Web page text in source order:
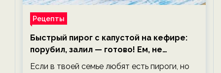
Рецепты
Быстрый пирог с капустой на кефире:
порубил, залил — готово! Ем, не
тревожась о фигуре!
Если в твоей семье любят есть пироги, но